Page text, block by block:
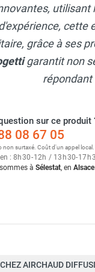
convection
et GNR
avec
sans
rayonnant
utilisant
cette
grâce à ses
garantit non
répondant
sur ce produit
08 67 05
non surtaxé. Coût d'un appel local.
: 8h30-12h / 13h30-17h
à Sélestat, en Alsace
AIRCHAUD